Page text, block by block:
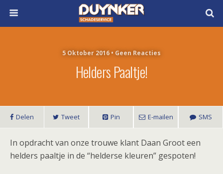
5 Oktober 2016 • Geen Reacties
Helders Paaltje!
Delen Tweet Pin E-mailen SMS
In opdracht van onze trouwe klant Daan Groot een
helders paaltje in de “helderse kleuren” gespoten!